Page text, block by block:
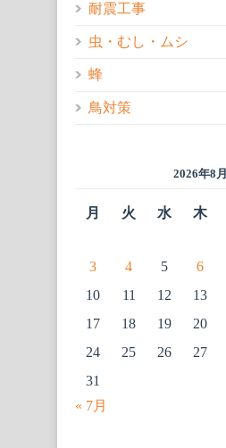
耐震工事
虫・むし・ムシ
蜂
鳥対策
2026年8月
月 火 水 木
3
4 5 6
10
11 12 13
17
18 19 20
24
25 26 27
31
« 7月